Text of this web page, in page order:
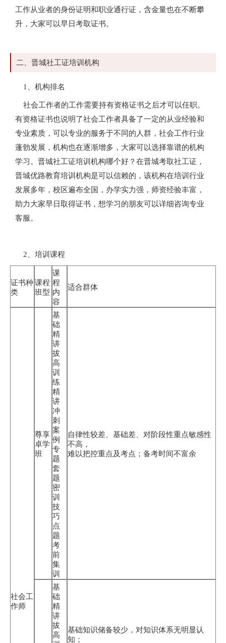
工作从业者的身份证明和职业通行证，含金量也在不断攀
升，大家可以早日考取证书。
二、晋城社工证培训机构
1、机构排名
社会工作者的工作需要持有资格证书之后才可以任职。
有资格证书也说明了社会工作者具备了一定的从业经验和
专业素质，可以专业的服务于不同的人群，社会工作行业
蓬勃发展，机构也在逐渐增多，大家可以选择靠谱的机构
学习。晋城社工证培训机构哪个好？在晋城考取社工证，
晋城优路教育培训机构是可以信赖的，该机构在培训行业
发展多年，校区遍布全国，办学实力强，师资经验丰富，
助力大家早日取得证书，想学习的朋友可以详细咨询专业
客服。
2、培训课程
证书种
类
课程
班型
课
程
内
容
适合群体
社会工
作师
尊享
卓学
班
基
础
精
讲
拔
高
训
练
精
讲
冲
刺
案
例
专
题
套
题
密
训
技
巧
点
题
考
前
集
训
自律性较差、基础差、对阶段性重点敏感性
不高，
难以把控重点及考点；备考时间不富余
基
础
精
讲
拔
高
基础知识储备较少，对知识体系无明显认
知；